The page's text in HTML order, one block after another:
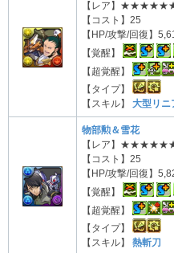
【レア】
【コスト】25
【HP/攻撃/回復】
【覚醒】
【超覚醒】
【タイプ】
【スキル】 大型リニ
物部勲＆雪花
【レア】
【コスト】25
【HP/攻撃/回復】
【覚醒】
【超覚醒】
【タイプ】
【スキル】 熱斬刀